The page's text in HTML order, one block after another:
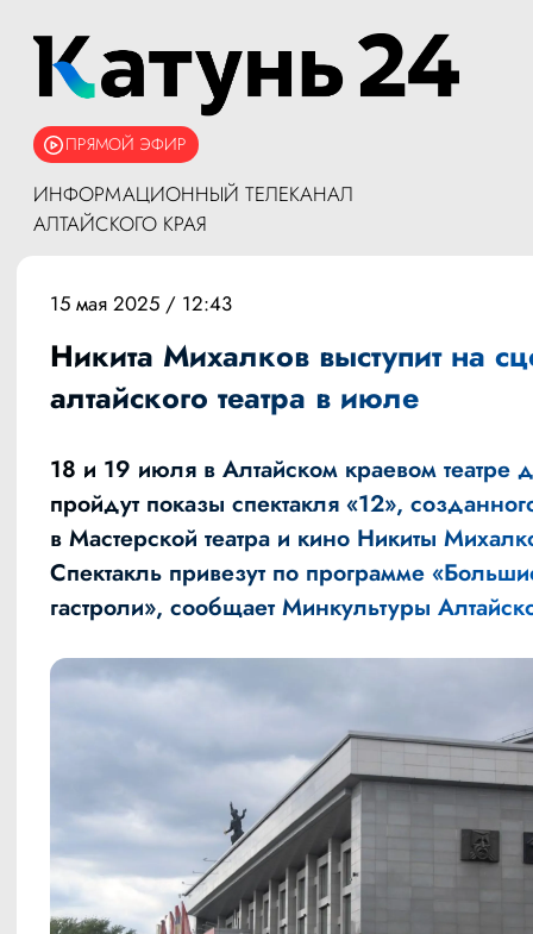
ПРЯМОЙ ЭФИР
ИНФОРМАЦИОННЫЙ ТЕЛЕКАНАЛ
АЛТАЙСКОГО КРАЯ
15 мая 2025 / 12:43
Никита Михалков выступит на
алтайского театра в июле
18 и 19 июля в Алтайском краевом театре
пройдут показы спектакля «12»,
в Мастерской театра и кино Никиты
Спектакль привезут по программе
гастроли», сообщает Минкультуры